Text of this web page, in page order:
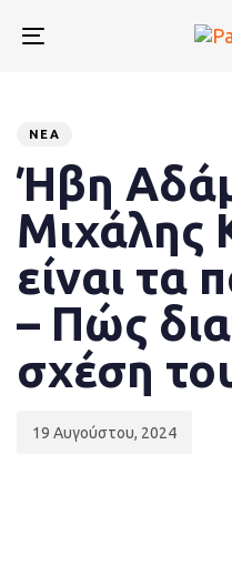
links
content
Toggle
ΝΈΑ
Ήβη
Μιχάλης
είναι τα
– Πώς
σχέση
19 Αυγούστου, 2024